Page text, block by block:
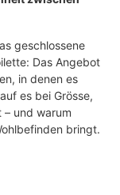
geschlossene
Das Angebot
in denen es
es bei Grösse,
– und warum
bringt.